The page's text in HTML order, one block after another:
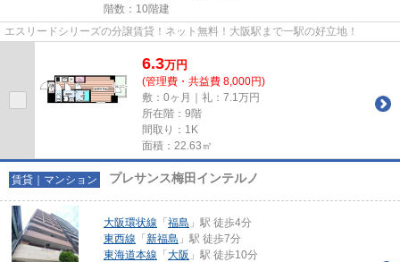
階数：10階建
エスリードシリーズの分譲賃貸！ネット無料！大阪駅まで一駅の好立地！
6.3万円
(管理費・共益費 8,000円)
敷：0ヶ月｜礼：7.1万円
所在階：9階
間取り：1K
面積：22.63㎡
賃貸｜マンション プレサンス梅田インテルノ
大阪環状線 「 福島 」駅 徒歩4分
東西線 「 新福島 」駅 徒歩7分
東海道本線 「 大阪 」駅 徒歩10分